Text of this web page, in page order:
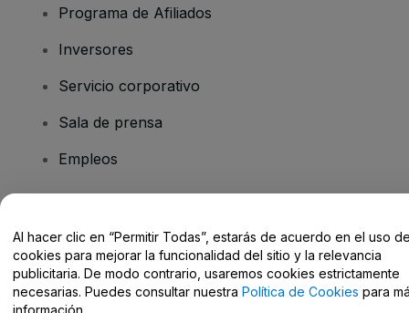
Programa de Afiliados
Inversores
Servicio corporativo
Sala de prensa
Empleos
Centro de Ayuda / Contacto
Al hacer clic en “Permitir Todas”, estarás de acuerdo en el uso
cookies para mejorar la funcionalidad del sitio y la relevancia
publicitaria. De modo contrario, usaremos cookies estrictamente
necesarias. Puedes consultar nuestra Política de Cookies para
información.